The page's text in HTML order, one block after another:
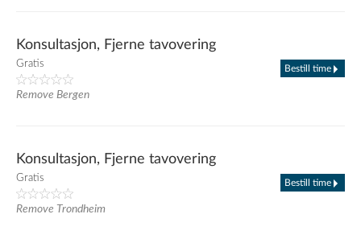
Konsultasjon, Fjerne tavovering
Gratis
Remove Bergen
Bestill time
Konsultasjon, Fjerne tavovering
Gratis
Remove Trondheim
Bestill time